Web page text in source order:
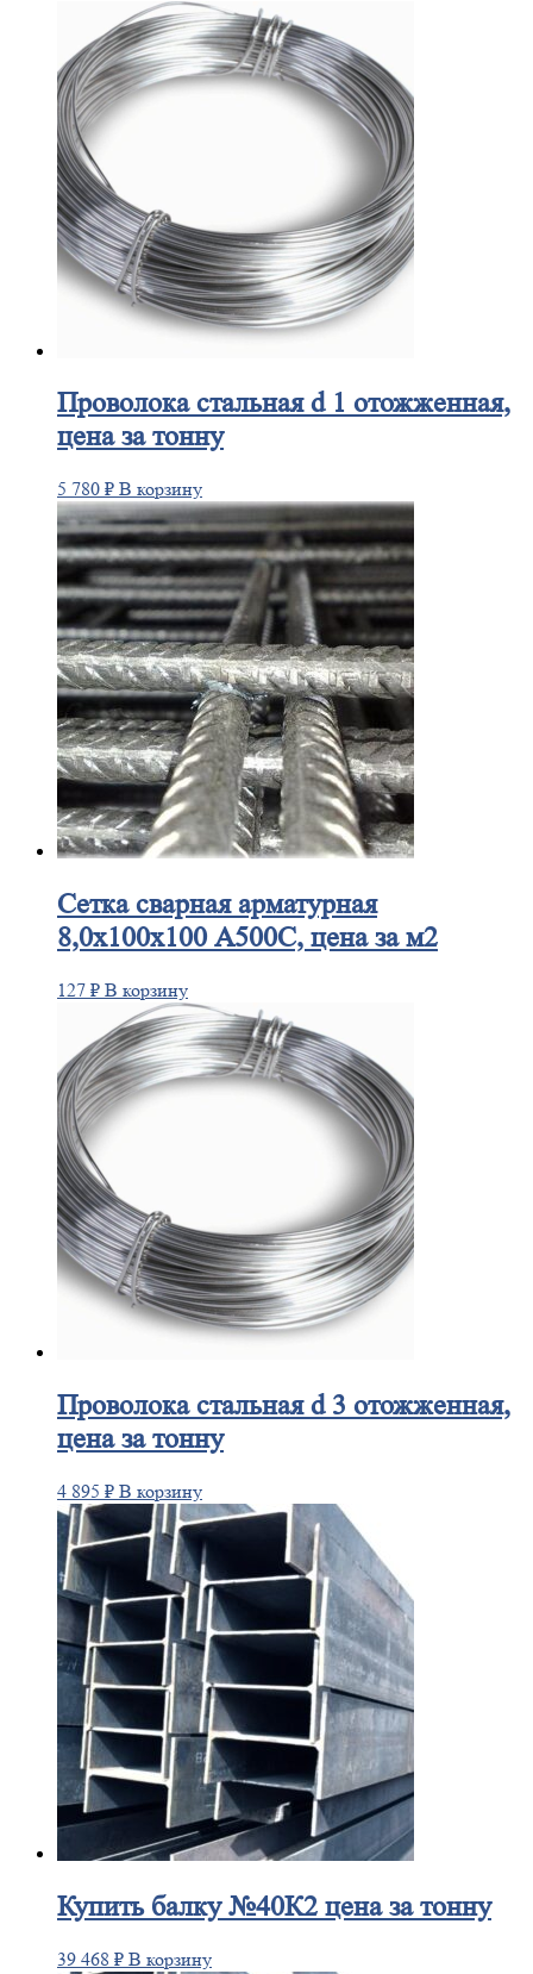
Проволокастальная d 1 отожженная,
цена за тонну
5 780 ₽ В корзину
Сеткасварная арматурная
8,0х100х100 А500С, цена за м2
127 ₽ В корзину
Проволокастальная d 3 отожженная,
цена за тонну
4 895 ₽ В корзину
Купитьбалку №40К2 цена за тонну
39 468 ₽ В корзину